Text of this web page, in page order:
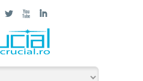
L X I